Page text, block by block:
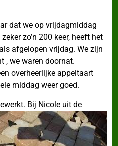
dat we op vrijdagmiddag
zo’n 200 keer, heeft het
afgelopen vrijdag. We zijn
, we waren doornat.
overheerlijke appeltaart
middag weer goed.
Bij Nicole uit de